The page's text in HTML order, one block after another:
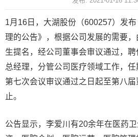
1月16日，大湖股份（600257）发
理的公告》，根据公司发展的需要
生提名，经公司董事会审议通过，
总经理，分管公司医疗领域工作，
第七次会议审议通过之日起至第八届
止。
公告显示，李爱川有20余年在医药